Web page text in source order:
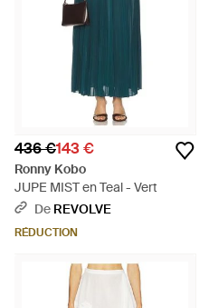
436 €143 €
Ronny Kobo
JUPE MIST en Teal - Vert
De REVOLVE
RÉDUCTION